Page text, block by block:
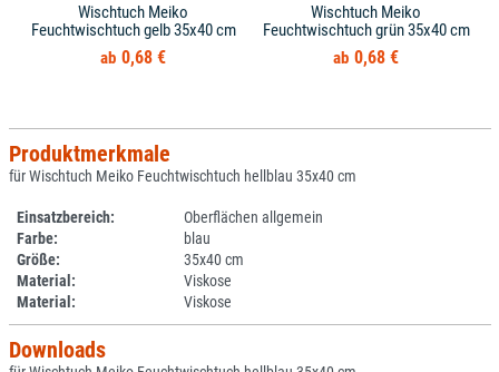
Wischtuch Meiko
Feuchtwischtuch gelb 35x40 cm
0,68 €
Wischtuch Meiko
Feuchtwischtuch grün 35x40 cm
0,68 €
Produktmerkmale
für Wischtuch Meiko Feuchtwischtuch hellblau 35x40 cm
Einsatzbereich:
Oberflächen allgemein
Farbe:
blau
Größe:
35x40 cm
Material:
Viskose
Material:
Viskose
Downloads